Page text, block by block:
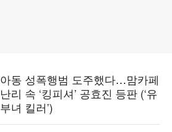
아동 성폭행범 도주했다…맘카페
난리 속 ‘킹피셔’ 공효진 등판 (‘유
부녀 킬러’)